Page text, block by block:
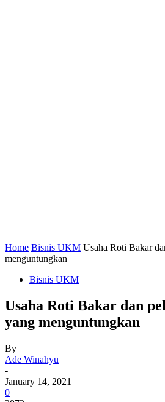
Home Bisnis UKM Usaha Roti Bakar
menguntungkan
Bisnis UKM
Usaha Roti Bakar dan
yang menguntungkan
By
Ade Winahyu
-
January 14, 2021
0